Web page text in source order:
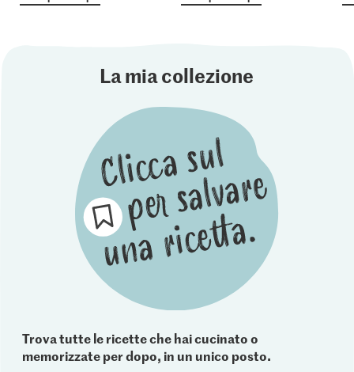
La mia collezione
Trova tutte le ricette che hai cucinato o
memorizzate per dopo, in un unico posto.